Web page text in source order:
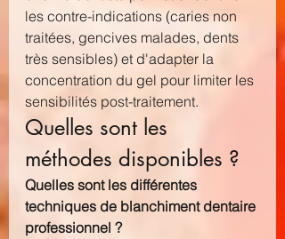
les contre-indications (caries non
traitées, gencives malades, dents
très sensibles) et d'adapter la
concentration du gel pour limiter les
sensibilités post-traitement.
Quelles sont les
méthodes disponibles ?
Quelles sont les différentes
techniques de blanchiment dentaire
professionnel ?